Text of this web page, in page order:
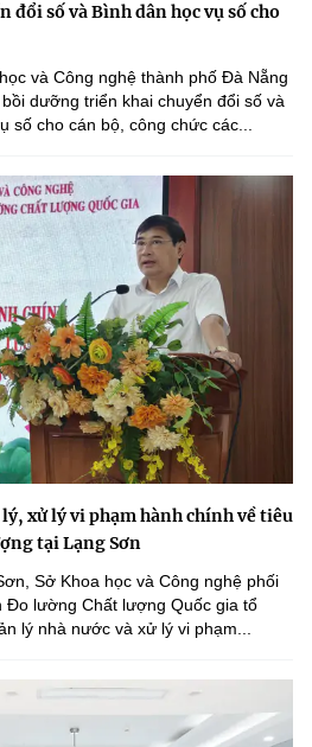
đổi số và Bình dân học vụ số cho
và Công nghệ thành phố Đà Nẵng
dưỡng triển khai chuyển đổi số và
số cho cán bộ, công chức các...
xử lý vi phạm hành chính về tiêu
tại Lạng Sơn
Sở Khoa học và Công nghệ phối
Đo lường Chất lượng Quốc gia tổ
lý nhà nước và xử lý vi phạm...